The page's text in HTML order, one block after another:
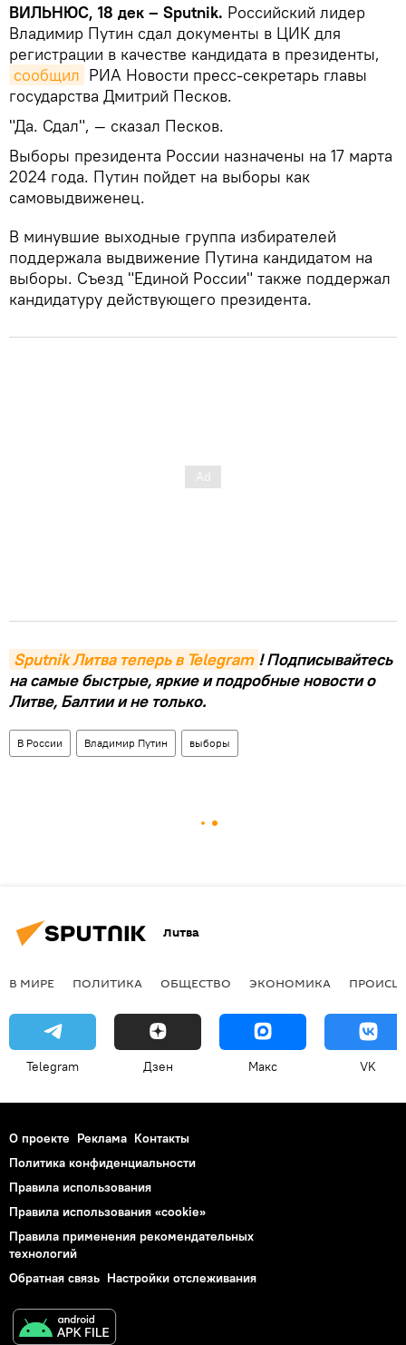
ВИЛЬНЮС, 18 дек – Sputnik. Российский лидер
Владимир Путин сдал документы в ЦИК для
регистрации в качестве кандидата в президенты,
сообщил РИА Новости пресс-секретарь главы
государства Дмитрий Песков.
"Да. Сдал", — сказал Песков.
Выборы президента России назначены на 17 марта
2024 года. Путин пойдет на выборы как
самовыдвиженец.
В минувшие выходные группа избирателей
поддержала выдвижение Путина кандидатом на
выборы. Съезд "Единой России" также поддержал
кандидатуру действующего президента.
Sputnik Литва теперь в Telegram ! Подписывайтесь
на самые быстрые, яркие и подробные новости о
Литве, Балтии и не только.
В России Владимир Путин выборы
Литва
В МИРЕ ПОЛИТИКА ОБЩЕСТВО ЭКОНОМИКА
Telegram Дзен Макс VK
О проекте Реклама Контакты
Политика конфиденциальности
Правила использования
Правила использования «cookie»
Правила применения рекомендательных
технологий
Обратная связь Настройки отслеживания